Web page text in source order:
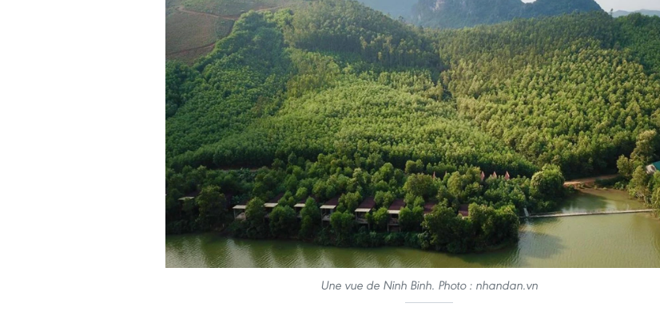
Une vue de Ninh Binh. Photo : nhandan.vn